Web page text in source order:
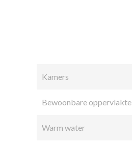
Kamers
Bewoonbare oppervlakte
Warm water